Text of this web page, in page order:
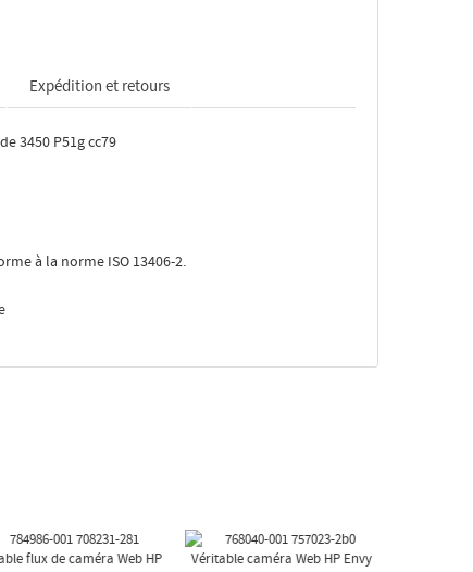
Expédition et retours
3450 P51g cc79
à la norme ISO 13406-2.